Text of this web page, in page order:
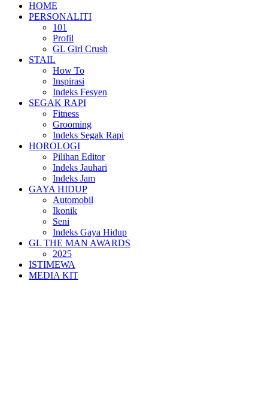
HOME
PERSONALITI
101
Profil
GL Girl Crush
STAIL
How To
Inspirasi
Indeks Fesyen
SEGAK RAPI
Fitness
Grooming
Indeks Segak Rapi
HOROLOGI
Pilihan Editor
Indeks Jauhari
Indeks Jam
GAYA HIDUP
Automobil
Ikonik
Seni
Indeks Gaya Hidup
GL THE MAN AWARDS
2025
ISTIMEWA
MEDIA KIT